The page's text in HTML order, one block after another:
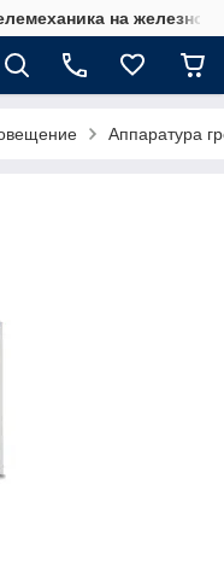
на
Аппаратура